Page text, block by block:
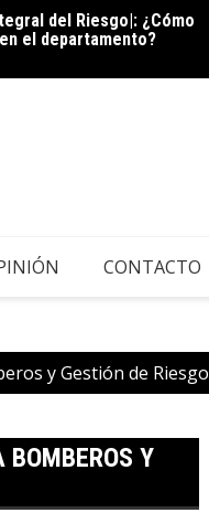
el departamento?
CONTACTO
y Gestión de Riesgo
Y